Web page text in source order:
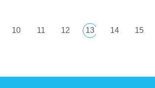
10 11 12 13 14 15